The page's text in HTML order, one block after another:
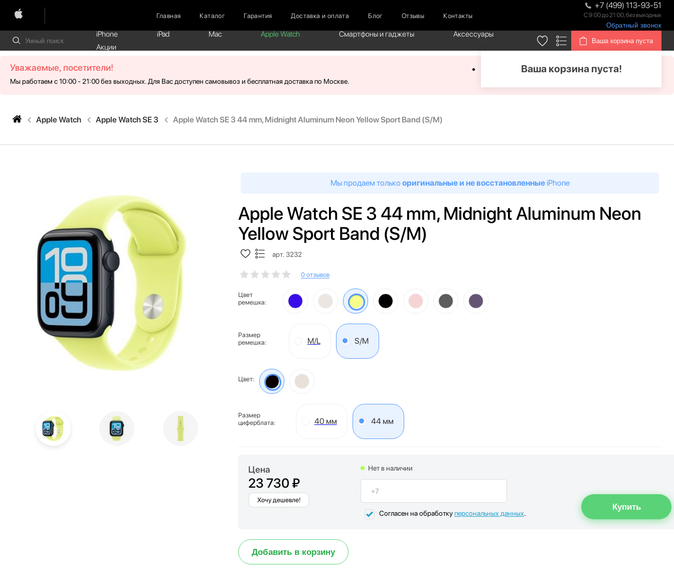
Главная Каталог Гарантия Доставка и оплата Блог Отзывы Контакты
+7 (499) 113-93-51
С 9:00 до 21:00, без выходных
Обратный звонок
iPhone iPad Mac Apple Watch Смартфоны и гаджеты
Аксессуары
Акции
Ваша корзина пуста
Ваша корзина пуста!
Уважаемые, посетители!
Мы работаем с 10:00 - 21:00 без выходных. Для Вас доступен самовывоз и бесплатная доставка по Москве.
Apple Watch Apple Watch SE 3 Apple Watch SE 3 44 mm, Midnight Aluminum Neon Yellow Sport Band (S/M)
Мы продаем только оригинальные и не восстановленныеiPhone
Apple Watch SE 3 44 mm, Midnight Aluminum Neon
Yellow Sport Band (S/M)
арт. 3232
0 отзывов
Цвет
ремешка:
Размер
ремешка:
M/L S/M
Цвет:
Размер
циферблата:
40 мм 44 мм
Цена
23 730 ₽
Хочу дешевле!
Нет в наличии
Согласен на обработкуперсональных данных.
Добавить в корзину